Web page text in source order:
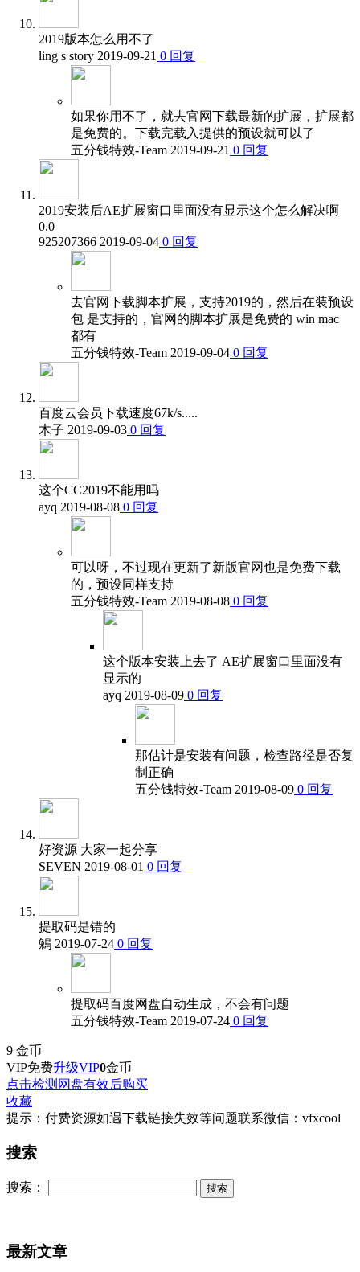
2019版本怎么用不了
ling s story 2019-09-21 0 回复
如果你用不了，就去官网下载最新的扩展，扩展都
是免费的。下载完载入提供的预设就可以了
五分钱特效-Team 2019-09-21 0 回复
2019安装后AE扩展窗口里面没有显示这个怎么解决啊
0.0
925207366 2019-09-04 0 回复
去官网下载脚本扩展，支持2019的，然后在装预设
包 是支持的，官网的脚本扩展是免费的 win mac
都有
五分钱特效-Team 2019-09-04 0 回复
百度云会员下载速度67k/s.....
木子 2019-09-03 0 回复
这个CC2019不能用吗
ayq 2019-08-08 0 回复
可以呀，不过现在更新了新版官网也是免费下载
的，预设同样支持
五分钱特效-Team 2019-08-08 0 回复
这个版本安装上去了 AE扩展窗口里面没有
显示的
ayq 2019-08-09 0 回复
那估计是安装有问题，检查路径是否复
制正确
五分钱特效-Team 2019-08-09 0 回复
好资源 大家一起分享
SEVEN 2019-08-01 0 回复
提取码是错的
鵵 2019-07-24 0 回复
提取码百度网盘自动生成，不会有问题
五分钱特效-Team 2019-07-24 0 回复
9 金币
VIP免费升级VIP0金币
点击检测网盘有效后购买
收藏
提示：付费资源如遇下载链接失效等问题联系微信：vfxcool
搜索
搜索：
最新文章